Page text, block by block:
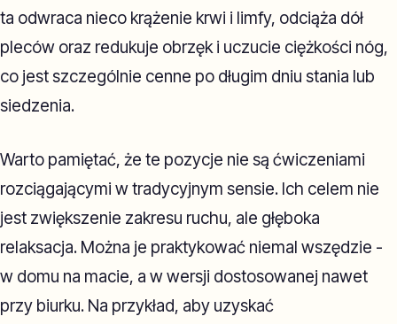
ta odwraca nieco krążenie krwi i limfy, odciąża dół
pleców oraz redukuje obrzęk i uczucie ciężkości nóg,
co jest szczególnie cenne po długim dniu stania lub
siedzenia.
Warto pamiętać, że te pozycje nie są ćwiczeniami
rozciągającymi w tradycyjnym sensie. Ich celem nie
jest zwiększenie zakresu ruchu, ale głęboka
relaksacja. Można je praktykować niemal wszędzie -
w domu na macie, a w wersji dostosowanej nawet
przy biurku. Na przykład, aby uzyskać